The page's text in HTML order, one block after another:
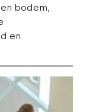
bodem,
en